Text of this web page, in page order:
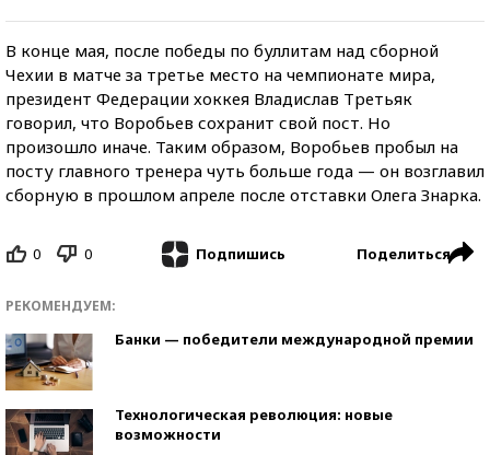
В конце мая, после победы по буллитам над сборной
Чехии в матче за третье место на чемпионате мира,
президент Федерации хоккея Владислав Третьяк
говорил, что Воробьев сохранит свой пост. Но
произошло иначе. Таким образом, Воробьев пробыл на
посту главного тренера чуть больше года — он возглавил
сборную в прошлом апреле после отставки Олега Знарка.
0 0 Подпишись Поделиться
РЕКОМЕНДУЕМ:
Банки — победители международной премии
Технологическая революция: новые
возможности